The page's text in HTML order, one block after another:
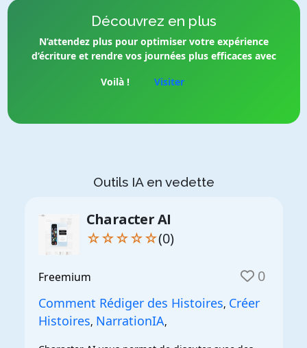
Découvrez en plus
N’attendez plus pour optimiser votre expérience
d’écriture et rendre vos journées plus efficaces avec
Voilà !
Visiter
Outils IA en vedette
Character AI
☆☆☆☆☆(0)
Freemium 0
Comment Rédiger des Histoires, Créer
Histoires, NarrationIA,